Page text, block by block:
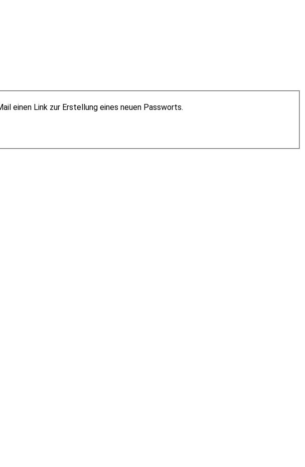
einen Link zur Erstellung eines neuen Passworts.